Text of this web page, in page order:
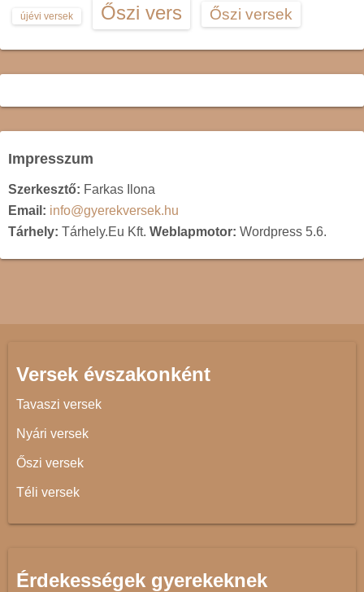
újévi versek Őszi vers Őszi versek
Impresszum
Szerkesztő: Farkas Ilona
Email: info@gyerekversek.hu
Tárhely: Tárhely.Eu Kft. Weblapmotor: Wordpress 5.6.
Versek évszakonként
Tavaszi versek
Nyári versek
Őszi versek
Téli versek
Érdekességek gyerekeknek